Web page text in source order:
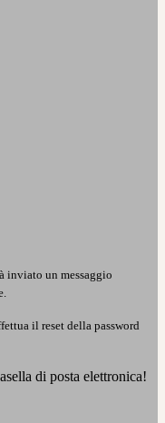
inviato un messaggio
il reset della password
di posta elettronica!